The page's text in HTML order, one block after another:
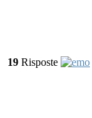
19 Risposte